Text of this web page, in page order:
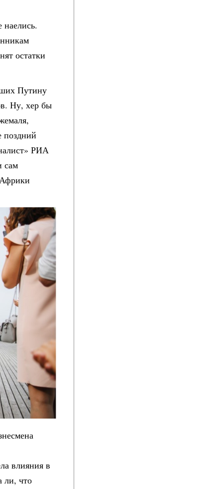
остатки
Путину
Ну, хер бы
поздний
РИА
сам
влияния в
ли, что